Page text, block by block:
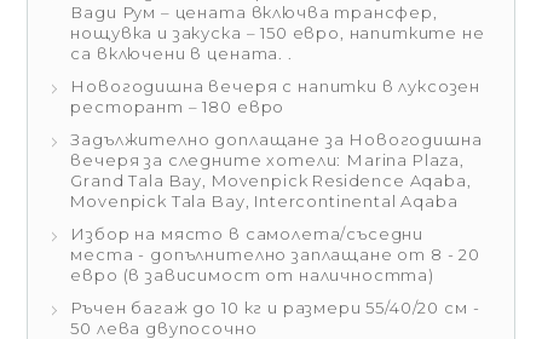
Вади Рум – цената включва трансфер,
нощувка и закуска – 150 евро, напитките не
са включени в цената. .
Новогодишна вечеря с напитки в луксозен
ресторант – 180 евро
Задължително доплащане за Новогодишна
вечеря за следните хотели: Мarina Plaza,
Grand Tala Bay, Movenpick Residence Aqaba,
Movenpick Tala Bay, Intercontinental Aqaba
Избор на място в самолета/съседни
места - допълнително заплащане от 8 - 20
евро (в зависимост от наличността)
Ръчен багаж до 10 кг и размери 55/40/20 см -
50 лева двупосочно